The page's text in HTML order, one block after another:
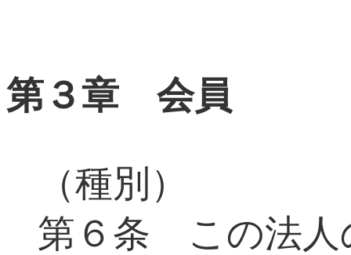
第３章 会員
（種別）
第６条 この法人